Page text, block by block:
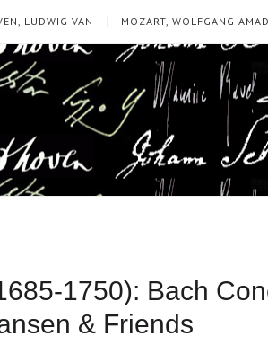
LUDWIG VAN MOZART, WOLFGANG
1750): Bach
& Friends